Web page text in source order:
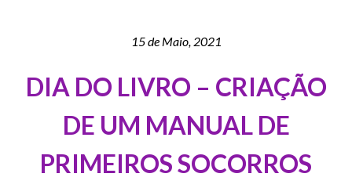
15 de Maio, 2021
DIA DO LIVRO – CRIAÇÃO
DE UM MANUAL DE
PRIMEIROS SOCORROS